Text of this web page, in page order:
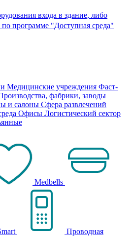
входа в здание, либо
программе "Доступная среда"
Медицинские учреждения Фаст-
фабрики, заводы
и салоны Сфера развлечений
Офисы Логистический сектор
Medbells
Проводная